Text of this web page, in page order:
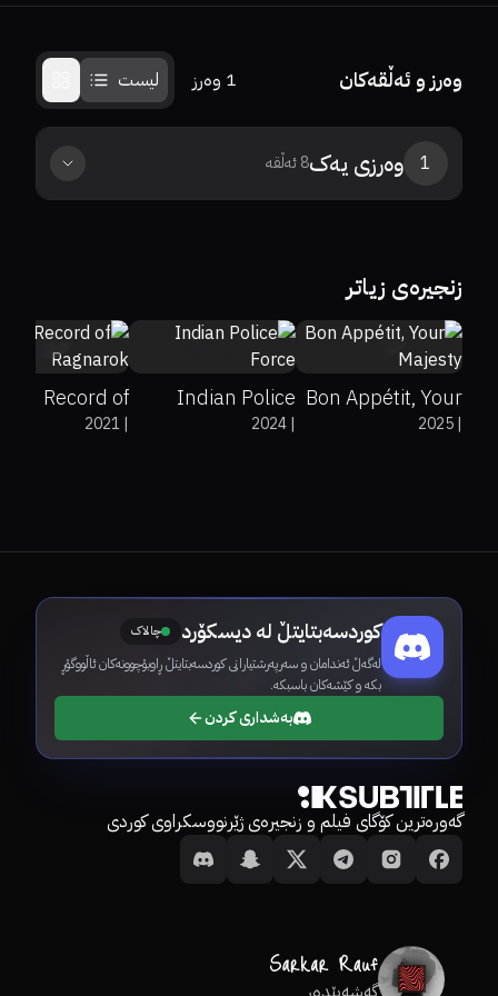
وەرز و ئەڵقەکان 1 وەرز لیست
1 وەرزی یەک8ئەڵقە
زنجیرەی زیاتر
7.7
0%
0%
Bon Appétit, Your
Majesty|
2025
Indian Police
Force|
2024
6.4
0%
Record of
Ragnarok|
2021
کوردسەبتایتڵ لە دیسکۆرد چالاک
لەگەڵ ئەندامان و سەرپەرشتیارانی کوردسەبتایتڵ ڕاوبۆچوونەکان ئاڵووگۆڕ
بکە و کێشەکان باسبکە.
بەشداری کردن
گەورەترین کۆگای فیلم و زنجیرەی ژێرنووسکراوی کوردی